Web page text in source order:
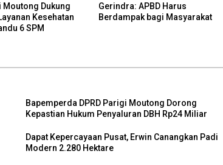
Moutong Dukung
Kesehatan
6 SPM
Gerindra: APBD Harus
Berdampak bagi Masyarakat
Bapemperda DPRD Parigi Moutong Dorong
Kepastian Hukum Penyaluran DBH Rp24 Miliar
Dapat Kepercayaan Pusat, Erwin Canangkan Padi
Modern 2.280 Hektare